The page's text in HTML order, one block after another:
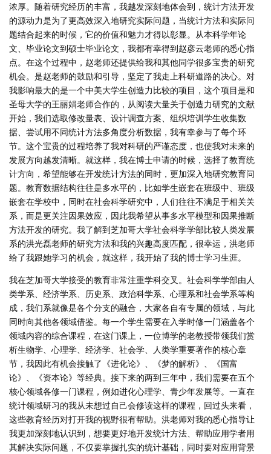
浓厚。随着研究经历的丰富，我越发深刻地体会到，统计方法开发
的源动力是为了更高效深入地研究实际问题，当统计方法和实际问
题结合起来的时候，它的价值和魅力才得以彰显。从本科学年论
文、毕业论文到硕士毕业论文，我都有幸得到赵彦云老师的悉心指
点。在这个过程中，赵老师还提供给我和其他同学很多宝贵的研究
机会。是赵老师的鼓励和引导，坚定了我走上科研道路的决心。对
我影响最大的是一个中美大学生创造力比较的项目，这个项目是和
圣母大学的王丽娟老师合作的，从阅读大量关于创造力研究的文献
开始，我们选取修改量表、设计调查方案、组织培训学生收集数
据、尝试用不同统计方法多角度分析数据，我有幸参与了每个环
节。这个宝贵的过程培养了我对科研的严谨态度，也使我对未来的
发展方向越发清晰。就这样，我在博士申请的时候，选择了教育统
计方向，希望能够在开发统计方法的同时，更加深入地研究教育问
题。教育数据结构往往是多水平的，比如学生嵌套在班级中、班级
嵌套在学校中，同时在社会科学研究中，人们往往不满足于相关关
系，而是更关注因果效应，因此我希望从事多水平模型和因果推断
方法开发的研究。我了解到芝加哥大学社会科学学部比较人类发展
系的洪光磊老师的研究方法和我的兴趣高度匹配，很幸运，洪老师
给了我跟她学习的机会，就这样，我开始了我的博士学习生涯。
我在芝加哥大学接受的教育非常注重学科交叉。社会科学学部由人
类学系、经济学系、历史系、政治科学系、心理系和社会学系等构
成，我们系就像是各个分支的融合，大家各自有专属的领域，与此
同时向其他各领域借鉴。每一个学生需要在入学时修一门涵盖各个
领域内容的综合课程，在这门课上，一位博学的老教授带领我们赏
析生物学、心理学、经济学、社会学、人类学重要著作的核心章
节，我因此有机会接触了《进化论》、《梦的解析》、《国富
论》、《资本论》等经典。接下来的两到三年中，我们需要在五个
核心领域各修一门课程，例如进化心理学、青少年发展等。一直在
统计领域研习的我从未想过自己会修读这样的课程，回过头来看，
这些教育经历对打开我的视野很有帮助。洪老师对我的悉心指导让
我更加深刻地认识到，想要更好地开发统计方法、帮助应用学者用
其解决实际问题，不仅要掌握扎实的统计基础，同时要对应用背景